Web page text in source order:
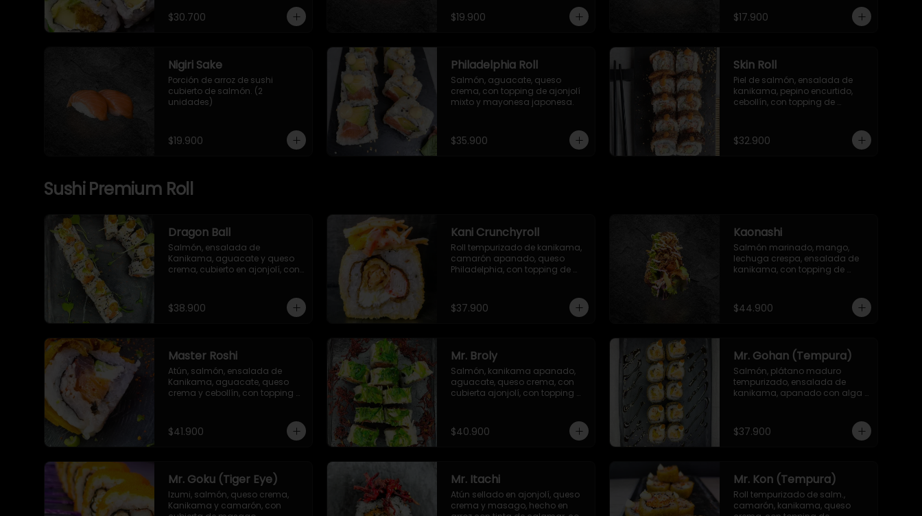
$30.700 $19.900 $17.900
Nigiri Sake
Porción de arroz de sushi
cubierto de salmón. (2
unidades)
$19.900
Philadelphia Roll
Salmón, aguacate, queso
crema, con topping de ajonjolí
mixto y mayonesa japonesa.
$35.900
Skin Roll
Piel de salmón, ensalada de
kanikama, pepino encurtido,
cebollín, con topping de
$32.900
Sushi Premium Roll
Dragon Ball
Salmón, ensalada de
Kanikama, aguacate y queso
crema, cubierto en ajonjolí, con
togarashi.
$38.900
Kani Crunchyroll
Roll tempurizado de kanikama,
camarón apanado, queso
Philadelphia, con topping de
del chef
$37.900
Kaonashi
Salmón marinado, mango,
lechuga crespa, ensalada de
kanikama, con topping de
$44.900
Master Roshi
Atún, salmón, ensalada de
Kanikama, aguacate, queso
crema y cebollín, con topping
$41.900
Mr. Broly
Salmón, kanikama apanado,
aguacate, queso crema, con
cubierta ajonjolí, con topping
crispy.
$40.900
Mr. Gohan (Tempura)
Salmón, plátano maduro
tempurizado, ensalada de
kanikama, apanado con alga
$37.900
Mr. Goku (Tiger Eye)
Izumi, salmón, queso crema,
Kanikama y camarón, con
Mr. Itachi
Atún sellado en ajonjolí, queso
crema y masago, hecho en
Mr. Kon (Tempura)
Roll tempurizado de salm.,
camarón, kanikama, queso